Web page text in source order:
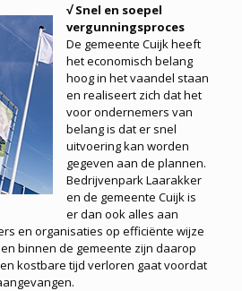
√ Snel en soepel
vergunningsproces
De gemeente Cuijk heeft
het economisch belang
hoog in het vaandel staan
en realiseert zich dat het
voor ondernemers van
belang is dat er snel
uitvoering kan worden
gegeven aan de plannen.
Bedrijvenpark Laarakker
en de gemeente Cuijk is
er dan ook alles aan
en organisaties op efficiënte wijze
binnen de gemeente zijn daarop
kostbare tijd verloren gaat voordat